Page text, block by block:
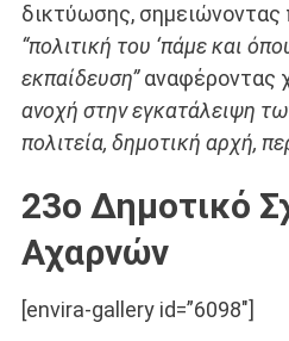
δικτύωσης, σημειώνοντας
“πολιτική του ‘πάμε και
εκπαίδευση”αναφέροντας
ανοχή στην εγκατάλειψη
πολιτεία, δημοτική αρχή,
23ο Δημοτικό
Αχαρνών
[envira-gallery id=”6098″]